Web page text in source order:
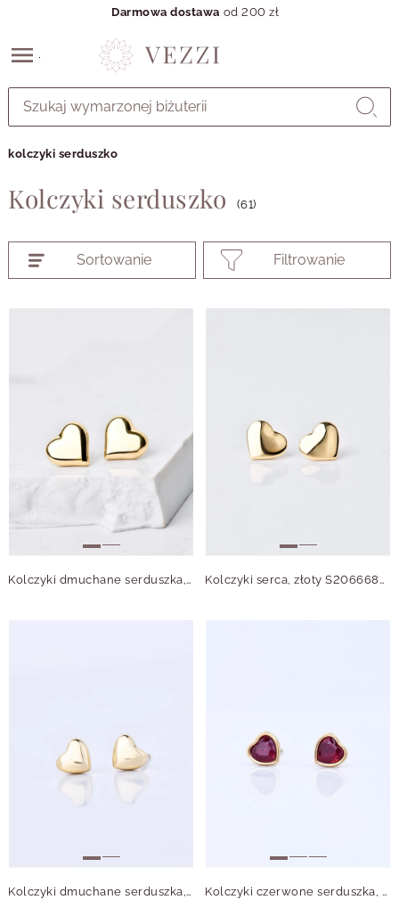
GŁÓWNEJ
PRODUKTÓW
MENU
UŻYTKOWNIKA
Darmowa dostawa od 200 zł
kolczyki serduszko
Kolczyki serduszko (61)
Sortowanie Filtrowanie
Kolczyki dmuchane serduszka, złoty S206551Z00 Kolczyki serca, złoty S206668Z00
Kolczyki dmuchane serduszka, stal pozłacana S209969Z00 Kolczyki czerwone serduszka, złoty S200272Z03